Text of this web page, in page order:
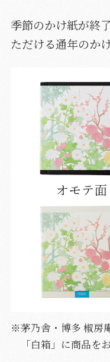
季節のかけ紙が終
ただける通年のか
※茅乃舎・博多 椒房
「白箱」に商品を